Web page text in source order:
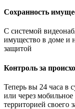
Сохранность
С системой
имущество в доме и
защитой
Контроль за
Теперь вы 24 часа в
или через
территорией своего